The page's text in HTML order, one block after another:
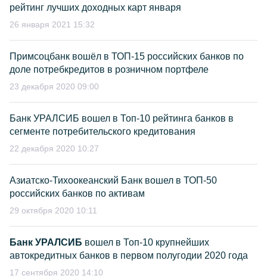
рейтинг лучших доходных карт января
26 января 2021 15:32
Примсоцбанк вошёл в ТОП-15 российских банков по
доле потребкредитов в розничном портфеле
23 декабря 2020 09:00
Банк УРАЛСИБ вошел в Топ-10 рейтинга банков в
сегменте потребительского кредитования
22 декабря 2020 10:27
Азиатско-Тихоокеанский Банк вошел в ТОП-50
российских банков по активам
29 октября 2020 10:11
Банк УРАЛСИБ вошел в Топ-10 крупнейших
автокредитных банков в первом полугодии 2020 года
17 сентября 2020 14:10